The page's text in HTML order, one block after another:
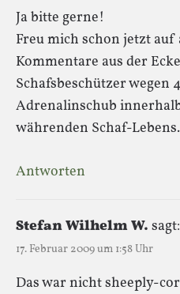
Ja bitte gerne!
Freu mich schon jetzt
Kommentare aus der
Schafsbeschützer wegen
Adrenalinschub
währenden Schaf-Lebens.
Antworten
Stefan Wilhelm W. sagt:
17. Februar 2009 um 1:58 Uhr
Das war nicht sheeply-